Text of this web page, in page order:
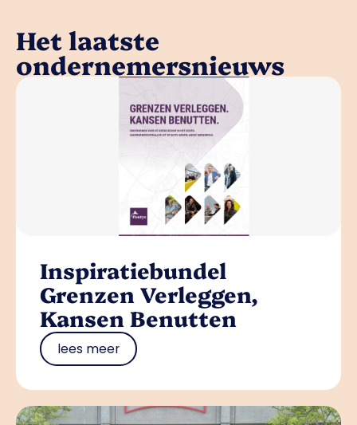
Het laatste
ondernemersnieuws
Inspiratiebundel
Grenzen Verleggen,
Kansen Benutten
lees meer